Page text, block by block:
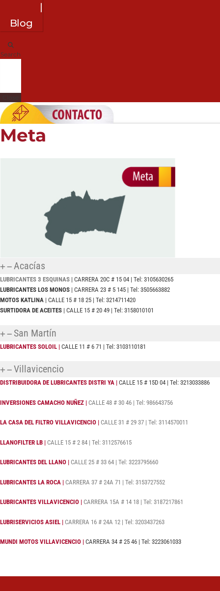
|
Blog
Search
Meta
Acacías
LUBRICANTES 3 ESQUINAS | CARRERA 20C # 15 04 | Tel: 3105630265
LUBRICANTES LOS MONOS | CARRERA 23 # 5 145 | Tel: 3505663882
MOTOS KATLINA | CALLE 15 # 18 25 | Tel: 3214711420
SURTIDORA DE ACEITES | CALLE 15 # 20 49 | Tel: 3158010101
San Martín
LUBRICANTES SOLOIL | CALLE 11 # 6 71 | Tel: 3103110181
Villavicencio
DISTRIBUIDORA DE LUBRICANTES DISTRI YA | CALLE 15 # 15D 04 | Tel: 3213033886
INVERSIONES CAMACHO NUÑEZ | CALLE 48 # 30 46 | Tel: 986643756
LA CASA DEL FILTRO VILLAVICENCIO | CALLE 31 # 29 37 | Tel: 3114570011
LLANOFILTER LB | CALLE 15 # 2 84 | Tel: 3112576615
LUBRICANTES DEL LLANO | CALLE 25 # 33 64 | Tel: 3223795660
LUBRICANTES LA ROCA | CARRERA 37 # 24A 71 | Tel: 3153727552
LUBRICANTES VILLAVICENCIO | CARRERA 15A # 14 18 | Tel: 3187217861
LUBRISERVICIOS ASIEL | CARRERA 16 # 24A 12 | Tel: 3203437263
MUNDI MOTOS VILLAVICENCIO | CARRERA 34 # 25 46 | Tel: 3223061033